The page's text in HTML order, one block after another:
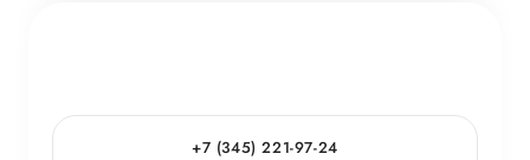
+7 (345) 221-97-24